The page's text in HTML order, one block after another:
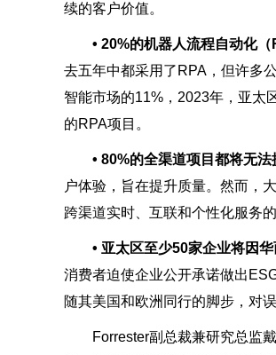
续的客户价值。
• 20%的机器人流程自动化
去五年中都采用了RPA，但许多
智能市场的11%，2023年，亚太
的RPA项目。
• 80%的全渠道项目都将无法
户体验，旨在提升质量。然而，
跨渠道实时、互联和个性化服务的
• 亚太区至少50家企业将因
消费者迫使企业公开承诺做出
随其美国和欧洲同行的脚步，对
Forrester副总裁兼研究总监戴